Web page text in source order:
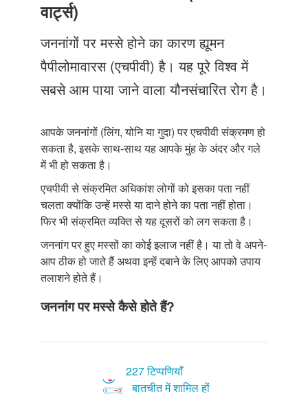
Just Poocho
संपर्क करें
वार्ट्स)
जननांगों पर मस्से होने का कारण ह्यूमन
पैपीलोमावारस (एचपीवी) है। यह पूरे विश्व में
सबसे आम पाया जाने वाला यौनसंचारित रोग है।
आपके जननांगों (लिंग, योनि या गुदा) पर एचपीवी संक्रमण हो
सकता है, इसके साथ-साथ यह आपके मुंह के अंदर और गले
में भी हो सकता है।
एचपीवी से संक्रमित अधिकांश लोगों को इसका पता नहीं
चलता क्योंकि उन्हें मस्से या दाने होने का पता नहीं होता।
फिर भी संक्रमित व्यक्ति से यह दूसरों को लग सकता है।
जननांग पर हुए मस्सों का कोई इलाज नहीं है। या तो वे अपने-
आप ठीक हो जाते हैं अथवा इन्हें दबाने के लिए आपको उपाय
तलाशने होते हैं।
जननांग पर मस्से कैसे होते हैं?
227 टिप्पणियाँ
बातचीत में शामिल हों